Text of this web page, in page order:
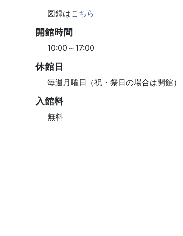
図録はこちら
開館時間
10:00～17:00
休館日
毎週月曜日（祝・祭日の場合は開館）
入館料
無料